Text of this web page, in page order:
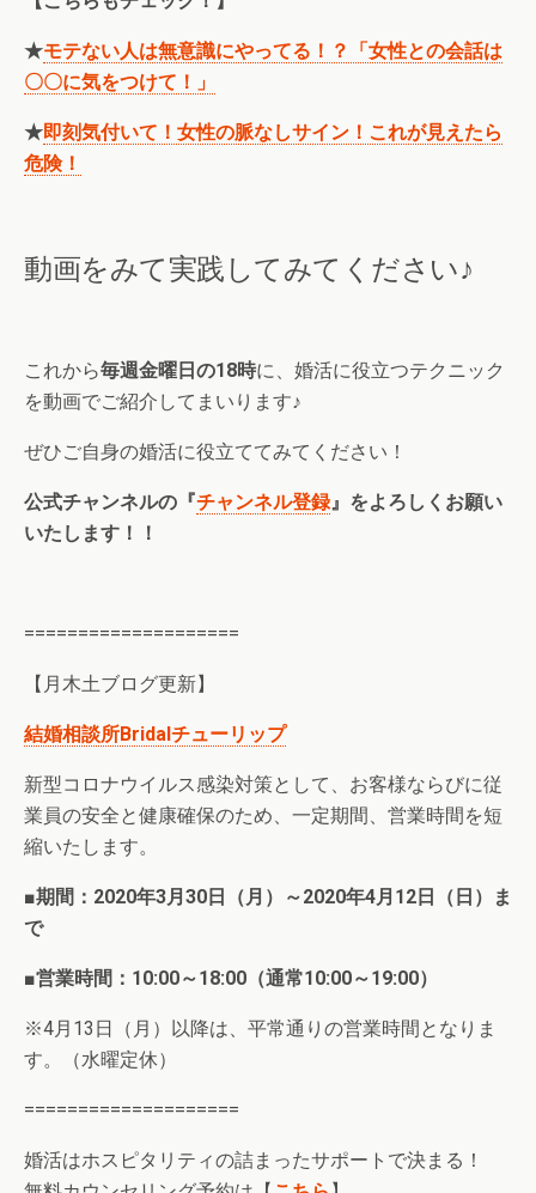
★モテない人は無意識にやってる！？「女性との会話は
〇〇に気をつけて！」
★即刻気付いて！女性の脈なしサイン！これが見えたら
危険！
動画をみて実践してみてください♪
これから毎週金曜日の18時に、婚活に役立つテクニック
を動画でご紹介してまいります♪
ぜひご自身の婚活に役立ててみてください！
公式チャンネルの『チャンネル登録』をよろしくお願い
いたします！！
====================
【月木土ブログ更新】
結婚相談所Bridalチューリップ
新型コロナウイルス感染対策として、お客様ならびに従
業員の安全と健康確保のため、一定期間、営業時間を短
縮いたします。
■期間：2020年3月30日（月）～2020年4月12日（日）ま
で
■営業時間：10:00～18:00（通常10:00～19:00）
※4月13日（月）以降は、平常通りの営業時間となりま
す。（水曜定休）
====================
婚活はホスピタリティの詰まったサポートで決まる！